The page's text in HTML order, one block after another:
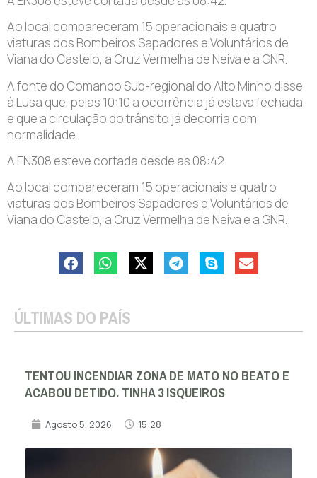
Ao local compareceram 15 operacionais e quatro
viaturas dos Bombeiros Sapadores e Voluntários de
Viana do Castelo, a Cruz Vermelha de Neiva e a GNR.
A fonte do Comando Sub-regional do Alto Minho disse
à Lusa que, pelas 10:10 a ocorrência já estava fechada
e que a circulação do trânsito já decorria com
normalidade.
A EN308 esteve cortada desde as 08:42.
Ao local compareceram 15 operacionais e quatro
viaturas dos Bombeiros Sapadores e Voluntários de
Viana do Castelo, a Cruz Vermelha de Neiva e a GNR.
ÚLTIMAS DO PAÍS
TENTOU INCENDIAR ZONA DE MATO NO BEATO E
ACABOU DETIDO. TINHA 3 ISQUEIROS
Agosto 5, 2026 15:28